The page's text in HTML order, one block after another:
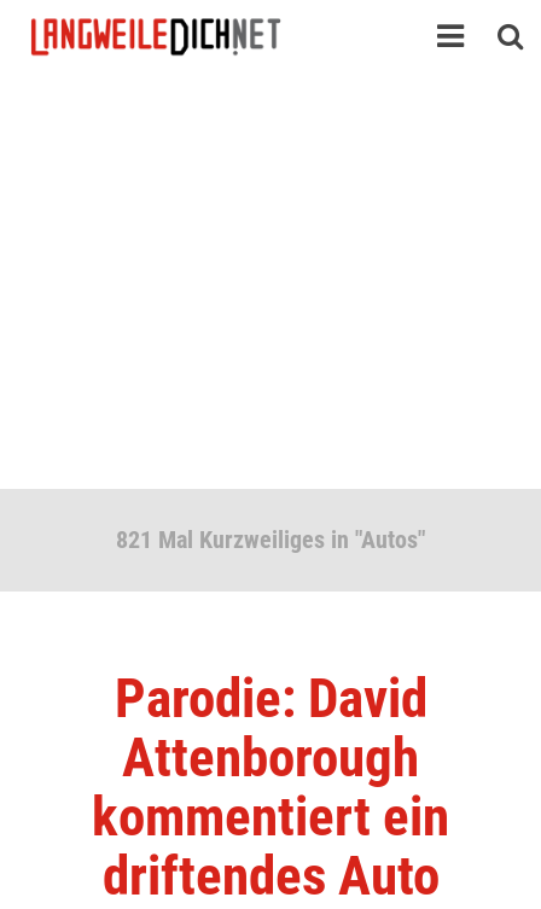
821 Mal Kurzweiliges in "Autos"
Parodie: David
Attenborough
kommentiert ein
driftendes Auto